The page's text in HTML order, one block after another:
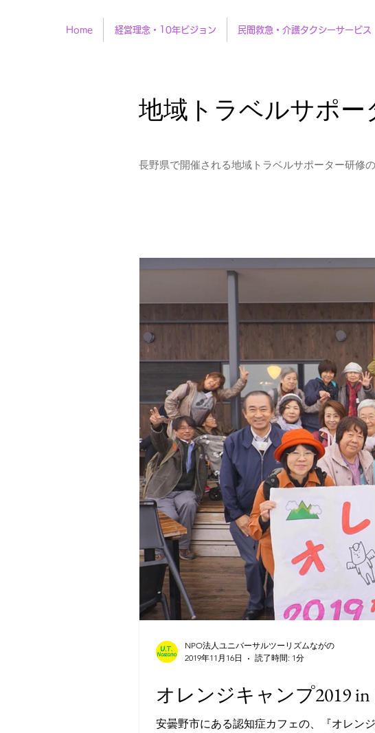
Home 経営理念・10年ビジョン 民間救急・介護タクシーサービス
地域トラベルサポ
長野県で開催される地域トラベルサポーター研修
オレンジキャンプ2019
安曇野市にある認知症カフェの、『オレン
NPO法人ユニバーサルツーリズムながの
2019年11月16日
読了時間: 1分